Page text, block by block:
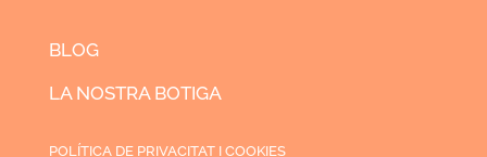
BLOG
LA NOSTRA BOTIGA
POLÍTICA DE PRIVACITAT I COOKIES